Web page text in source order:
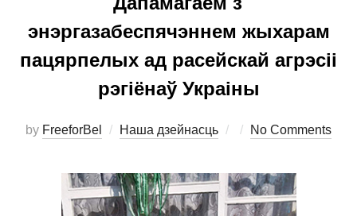
энэргазабеспячэннем жыхарам
пацярпелых ад расейскай агрэсіі
рэгіёнаў Украіны
by FreeforBel Наша дзейнасць
Posted
No Comments